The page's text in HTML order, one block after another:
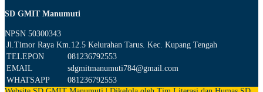
SD GMIT Manumuti
NPSN 50300343
Jl.Timor Raya Km.12.5 Kelurahan Tarus. Kec. Kupang Tengah
TELEPON
081236792553
EMAIL
sdgmitmanumuti784@gmail.com
WHATSAPP
081236792553